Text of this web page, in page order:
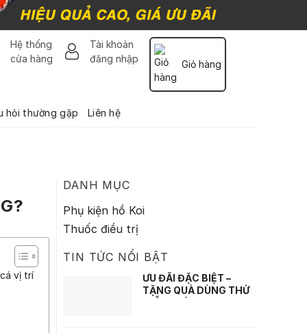
Hệ thống
cửa hàng
Tài khoản
đăng nhập
Giỏ hàng
hỏi thường gặp Liên hệ
vị trí
DANH MỤC
Phụ kiện hồ Koi
Thuốc điều trị
TIN TỨC NỔI BẬT
ƯU ĐÃI ĐẶC BIỆT –
TẶNG QUÀ DÙNG THỬ